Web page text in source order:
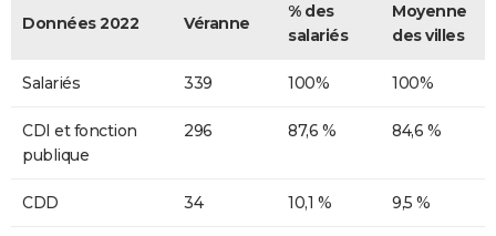
Données 2022 Véranne
% des
salariés
Moyenne
des villes
Salariés 339 100% 100%
CDI et fonction
publique
296 87,6 % 84,6 %
CDD 34 10,1 % 9,5 %